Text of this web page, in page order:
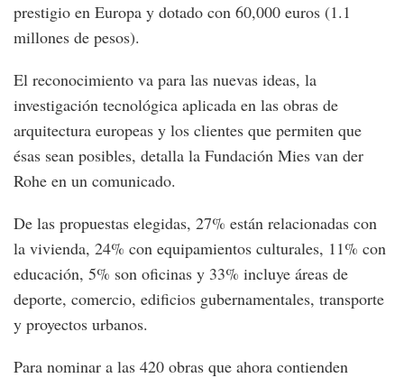
prestigio en Europa y dotado con 60,000 euros (1.1
millones de pesos).
El reconocimiento va para las nuevas ideas, la
investigación tecnológica aplicada en las obras de
arquitectura europeas y los clientes que permiten que
ésas sean posibles, detalla la Fundación Mies van der
Rohe en un comunicado.
De las propuestas elegidas, 27% están relacionadas con
la vivienda, 24% con equipamientos culturales, 11% con
educación, 5% son oficinas y 33% incluye áreas de
deporte, comercio, edificios gubernamentales, transporte
y proyectos urbanos.
Para nominar a las 420 obras que ahora contienden